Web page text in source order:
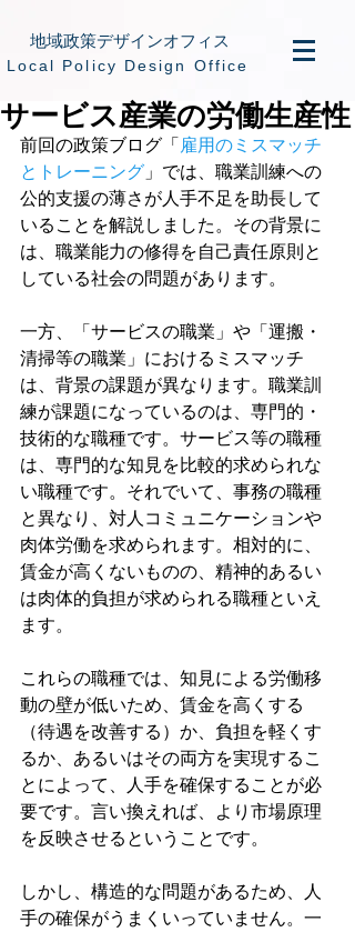
地域政策デザインオフィス
​Local Policy Design Office
サービス産業の労働生産性
前回の政策ブログ「雇用のミスマッチ
とトレーニング 」では、職業訓練への
公的支援の薄さが人手不足を助長して
いることを解説しました。その背景に
は、職業能力の修得を自己責任原則と
している社会の問題があります。
一方、「サービスの職業」や「運搬・
清掃等の職業」におけるミスマッチ
は、背景の課題が異なります。職業訓
練が課題になっているのは、専門的・
技術的な職種です。サービス等の職種
は、専門的な知見を比較的求められな
い職種です。それでいて、事務の職種
と異なり、対人コミュニケーションや
肉体労働を求められます。相対的に、
賃金が高くないものの、精神的あるい
は肉体的負担が求められる職種といえ
ます。
これらの職種では、知見による労働移
動の壁が低いため、賃金を高くする
（待遇を改善する）か、負担を軽くす
るか、あるいはその両方を実現するこ
とによって、人手を確保することが必
要です。言い換えれば、より市場原理
を反映させるということです。
しかし、構造的な問題があるため、人
手の確保がうまくいっていません。一